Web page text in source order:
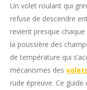
Un volet roulant qui
refuse de descendre
revient presque
la poussière des
de température qui
mécanismes des
rude épreuve. Ce guide